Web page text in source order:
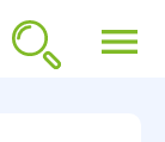
menu